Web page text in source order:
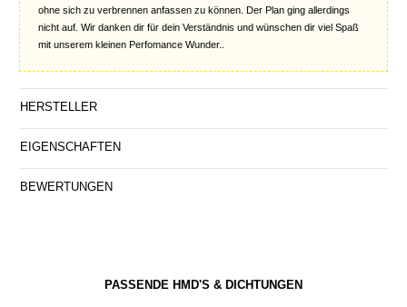
ohne sich zu verbrennen anfassen zu können. Der Plan ging allerdings
nicht auf. Wir danken dir für dein Verständnis und wünschen dir viel Spaß
mit unserem kleinen Perfomance Wunder..
HERSTELLER
EIGENSCHAFTEN
BEWERTUNGEN
PASSENDE HMD'S & DICHTUNGEN